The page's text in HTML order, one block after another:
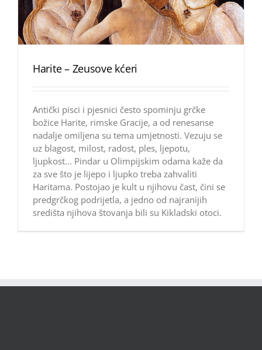
Harite – Zeusove kćeri
Antički pisci i pjesnici često spominju grčke
božice Harite, rimske Gracije, a od renesanse
nadalje omiljena su tema umjetnosti. Vezuju se
uz blagost, milost, radost, ples, ljepotu,
ljupkost... Pindar u Olimpijskim odama kaže da
za sve što je lijepo i ljupko treba zahvaliti
Haritama. Postojao je kult u njihovu čast, čini se
predgrčkog podrijetla, a jedno od najranijih
središta njihova štovanja bili su Kikladski otoci.